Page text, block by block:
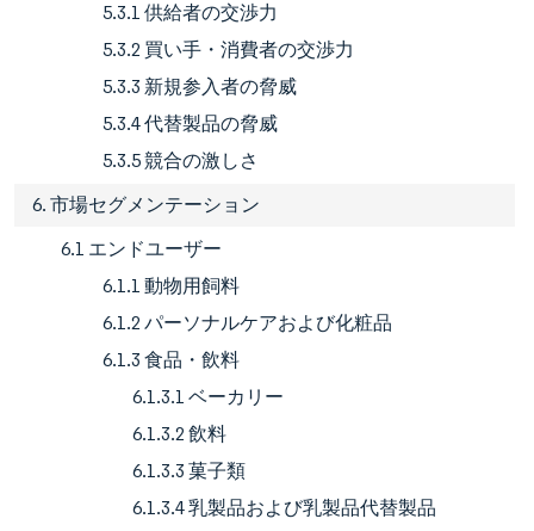
5.3.1 供給者の交渉力
5.3.2 買い手・消費者の交渉力
5.3.3 新規参入者の脅威
5.3.4 代替製品の脅威
5.3.5 競合の激しさ
6. 市場セグメンテーション
6.1 エンドユーザー
6.1.1 動物用飼料
6.1.2 パーソナルケアおよび化粧品
6.1.3 食品・飲料
6.1.3.1 ベーカリー
6.1.3.2 飲料
6.1.3.3 菓子類
6.1.3.4 乳製品および乳製品代替製品